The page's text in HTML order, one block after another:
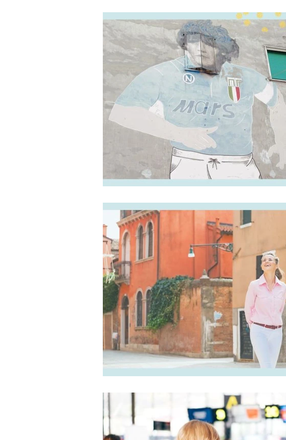
Organizar un viaje a Europa vocabulario
visa y pasaporte rutas de sensaciones
Shooping y compras Como moverte en
Viajar a Italia desde USA Green Pass
Requisitos para viajar a Europa 202
Devolución del IVA en Italia Del
Que hacer en Roma